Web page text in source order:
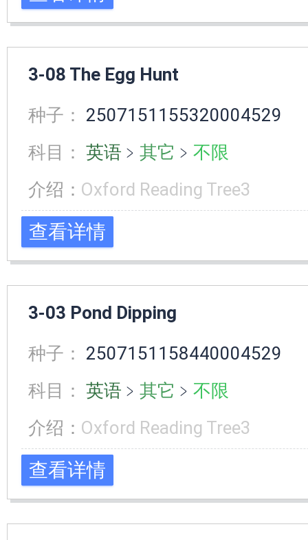
3-08 The Egg Hunt
种子： 2507151155320004529
科目： 英语 ﹥ 其它 ﹥ 不限
介绍： Oxford Reading Tree3
查看详情
3-03 Pond Dipping
种子： 2507151158440004529
科目： 英语 ﹥ 其它 ﹥ 不限
介绍： Oxford Reading Tree3
查看详情